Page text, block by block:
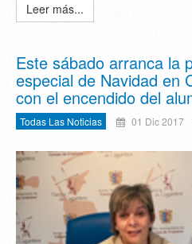
Leer más...
Este sábado arranca la
especial de Navidad en
con el encendido del
Todas Las Noticias 01 Dic 2017